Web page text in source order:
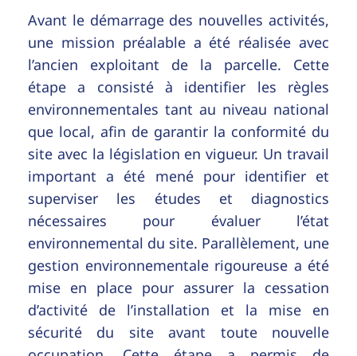
Avant le démarrage des nouvelles activités,
une mission préalable a été réalisée avec
l’ancien exploitant de la parcelle. Cette
étape a consisté à identifier les règles
environnementales tant au niveau national
que local, afin de garantir la conformité du
site avec la législation en vigueur. Un travail
important a été mené pour identifier et
superviser les études et diagnostics
nécessaires pour évaluer l’état
environnemental du site. Parallèlement, une
gestion environnementale rigoureuse a été
mise en place pour assurer la cessation
d’activité de l’installation et la mise en
sécurité du site avant toute nouvelle